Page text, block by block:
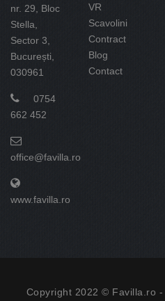
nr. 29, Bloc
Stella,
Sector 3,
București,
030961
0754
662 452
office@favilla.ro
www.favilla.ro
VR
Scavolini
Contract
Blog
Contact
Copyright 2022 © Favilla.ro -